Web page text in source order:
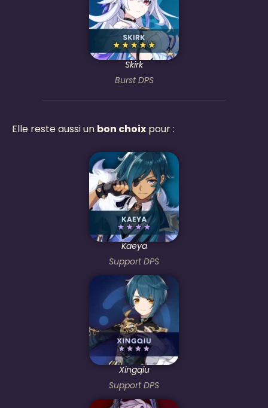
Skirk
Burst DPS
Elle reste aussi un bon choix pour :
Kaeya
Support DPS
Xingqiu
Support DPS